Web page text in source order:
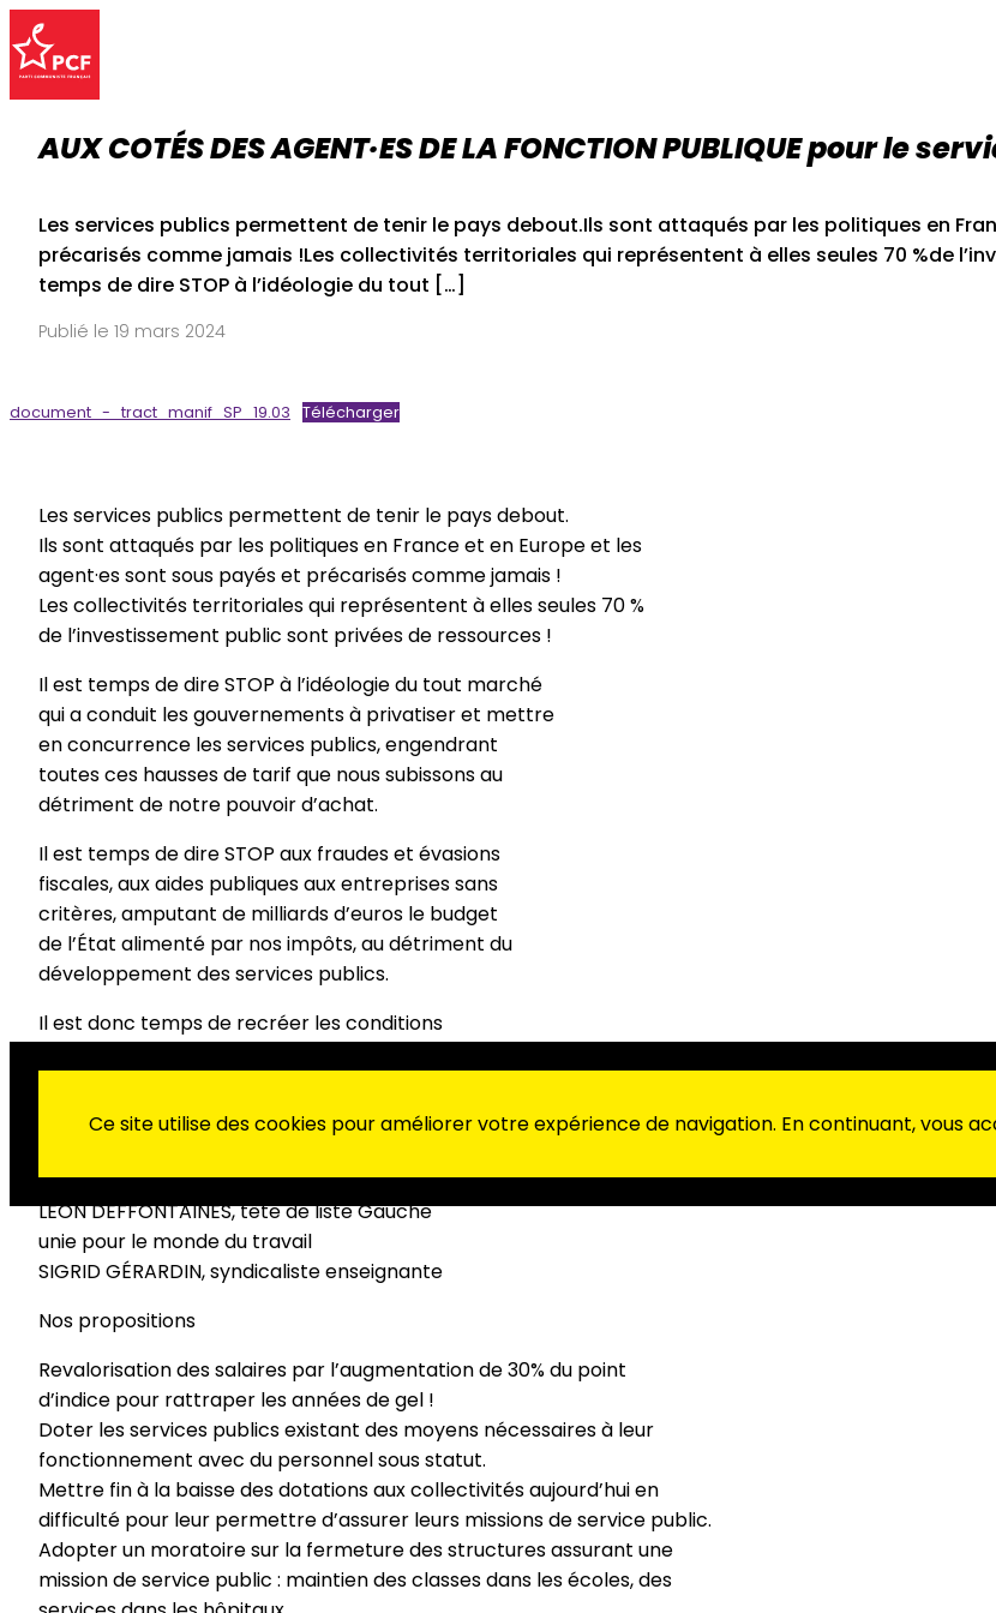
AUX COTÉS DES AGENT·ES DE LA FONCTION PUBLIQUE pour le
Les services publics permettent de tenir le pays debout.Ils sont attaqués par les politiques en
précarisés comme jamais !Les collectivités territoriales qui représentent à elles seules 70 %de
temps de dire STOP à l’idéologie du tout […]
Publié le 19 mars 2024
document_-_tract_manif_SP_19.03 Télécharger
Les services publics permettent de tenir le pays debout.
Ils sont attaqués par les politiques en France et en Europe et les
agent·es sont sous payés et précarisés comme jamais !
Les collectivités territoriales qui représentent à elles seules 70 %
de l’investissement public sont privées de ressources !
Il est temps de dire STOP à l’idéologie du tout marché
qui a conduit les gouvernements à privatiser et mettre
en concurrence les services publics, engendrant
toutes ces hausses de tarif que nous subissons au
détriment de notre pouvoir d’achat.
Il est temps de dire STOP aux fraudes et évasions
fiscales, aux aides publiques aux entreprises sans
critères, amputant de milliards d’euros le budget
de l’État alimenté par nos impôts, au détriment du
développement des services publics.
Il est donc temps de recréer les conditions
agent.es et en finir avec l’austérité
LÉON DEFFONTAINES, tête de liste Gauche
unie pour le monde du travail
SIGRID GÉRARDIN, syndicaliste enseignante
Nos propositions
Revalorisation des salaires par l’augmentation de 30% du point
d’indice pour rattraper les années de gel !
Doter les services publics existant des moyens nécessaires à leur
fonctionnement avec du personnel sous statut.
Mettre fin à la baisse des dotations aux collectivités aujourd’hui en
difficulté pour leur permettre d’assurer leurs missions de service public.
Adopter un moratoire sur la fermeture des structures assurant une
mission de service public : maintien des classes dans les écoles, des
Ce site utilise des cookies pour améliorer votre expérience de navigation. En continuant, vous